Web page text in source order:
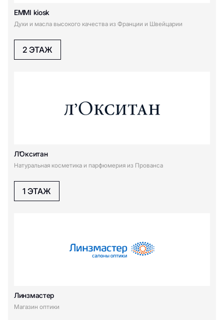
EMMI kiosk
Духи и масла высокого качества из Франции и Швейцарии
2 ЭТАЖ
Л’Окситан
Натуральная косметика и парфюмерия из Прованса
1 ЭТАЖ
Линзмастер
Магазин оптики